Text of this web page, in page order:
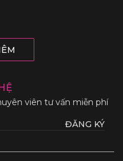
viên tư vấn miễn phí
ĐĂNG KÝ